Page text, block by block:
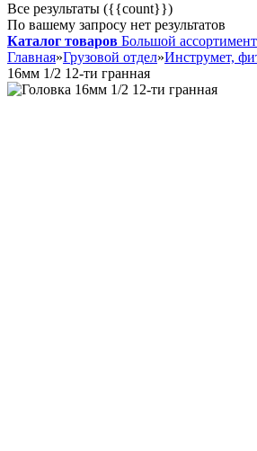
Все результаты ({{count}})
По вашему запросу нет результатов
Каталог товаров Большой ассортимент
Главная»Грузовой отдел»Инструмет,
16мм 1/2 12-ти гранная